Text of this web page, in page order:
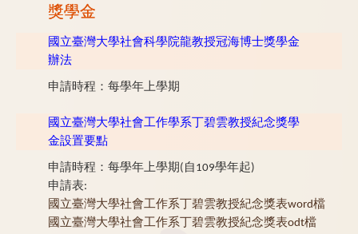
獎學金
國立臺灣大學社會科學院龍教授冠海博士獎學金
辦法
申請時程：每學年上學期
國立臺灣大學社會工作學系丁碧雲教授紀念獎學
金設置要點
申請時程：每學年上學期(自109學年起)
申請表:
國立臺灣大學社會工作系丁碧雲教授紀念獎表word檔
國立臺灣大學社會工作系丁碧雲教授紀念獎表odt檔